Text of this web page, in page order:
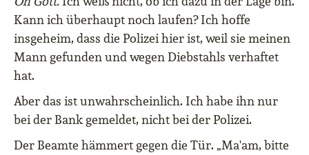
Kann ich überhaupt noch laufen? Ich hoffe
insgeheim, dass die Polizei hier ist, weil sie meinen
Mann gefunden und wegen Diebstahls verhaftet
hat.
Aber das ist unwahrscheinlich. Ich habe ihn nur
bei der Bank gemeldet, nicht bei der Polizei.
Der Beamte hämmert gegen die Tür. „Ma'am, bitte